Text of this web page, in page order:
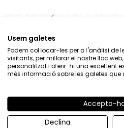
Avís Legal Política de
Usem galetes
Podem col·locar-les per a l'anàlisi de
visitants, per millorar el nostre lloc
personalitzat i oferir-hi una excel·lent
més informació sobre les galetes
Accepta-
Declina